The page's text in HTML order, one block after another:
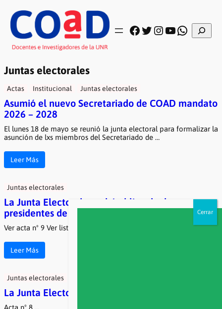
contenido
Facebook
Twitter
Instagram
YouTube
Buscar
Juntas electorales
Actas Institucional Juntas electorales
Asumió el nuevo Secretariado de COAD mandato
2026 – 2028
El lunes 18 de mayo se reunió la junta electoral para formalizar la
asunción de lxs miembros del Secretariado de …
Leer Más
Juntas electorales
La Junta Electoral aprobó el listado de
presidentes de mesa para los comicios
Ver acta nº 9 Ver listado presidentes de mesa …
Leer Más
Juntas electorales
La Junta Electoral oficializó la Boleta Única
Acta nº 8 …